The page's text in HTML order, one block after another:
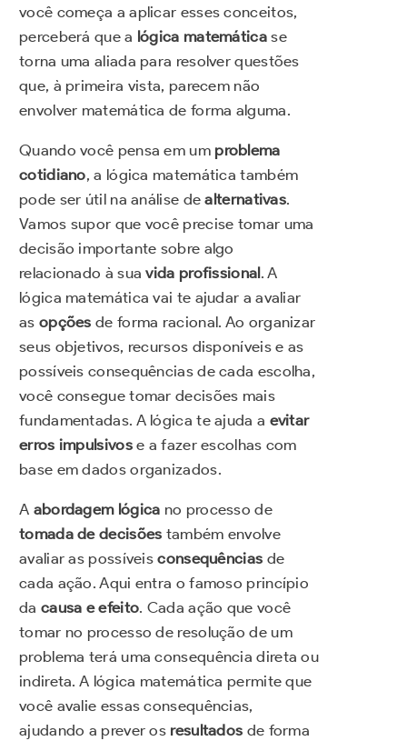
você começa a aplicar esses conceitos,
perceberá que a lógica matemáticase
torna uma aliada para resolver questões
que, à primeira vista, parecem não
envolver matemática de forma alguma.
Quando você pensa em um problema
cotidiano, a lógica matemática também
pode ser útil na análise dealternativas.
Vamos supor que você precise tomar uma
decisão importante sobre algo
relacionado à suavida profissional. A
lógica matemática vai te ajudar a avaliar
as opções de forma racional. Ao organizar
seus objetivos, recursos disponíveis e as
possíveis consequências de cada escolha,
você consegue tomar decisões mais
fundamentadas. A lógica te ajuda a evitar
erros impulsivose a fazer escolhas com
base em dados organizados.
A abordagem lógica no processo de
tomada de decisões também envolve
avaliar as possíveisconsequências de
cada ação. Aqui entra o famoso princípio
da causa e efeito. Cada ação que você
tomar no processo de resolução de um
problema terá uma consequência direta ou
indireta. A lógica matemática permite que
você avalie essas consequências,
ajudando a prever os resultados de forma